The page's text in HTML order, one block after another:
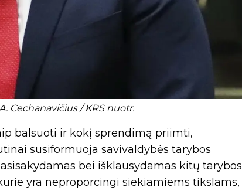
Cechanavičius / KRS nuotr.
balsuoti ir kokį sprendimą priimti,
susiformuoja savivaldybės tarybos
bei išklausydamas kitų tarybos
yra neproporcingi siekiamiems tikslams,